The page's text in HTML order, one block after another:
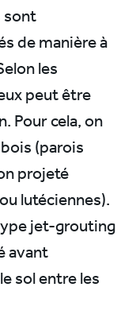
de manière à
les
peut être
Pour cela, on
(parois
projeté
lutéciennes).
jet-grouting
avant
sol entre les